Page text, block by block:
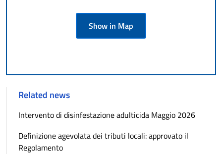
Show in Map
Related news
Intervento di disinfestazione adulticida Maggio 2026
Definizione agevolata dei tributi locali: approvato il
Regolamento